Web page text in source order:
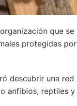
que se
protegidas por
descubrir una red
anfibios, reptiles y